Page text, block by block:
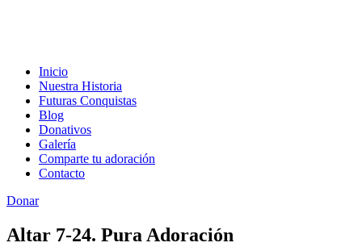
Inicio
Nuestra Historia
Futuras Conquistas
Blog
Donativos
Galería
Comparte tu adoración
Contacto
Donar
Altar 7-24. Pura Adoración